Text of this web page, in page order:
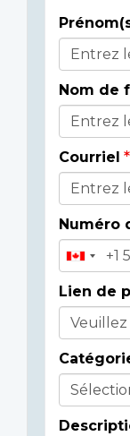
Donor
Details
Nom de
Courriel
Numéro
Lien de